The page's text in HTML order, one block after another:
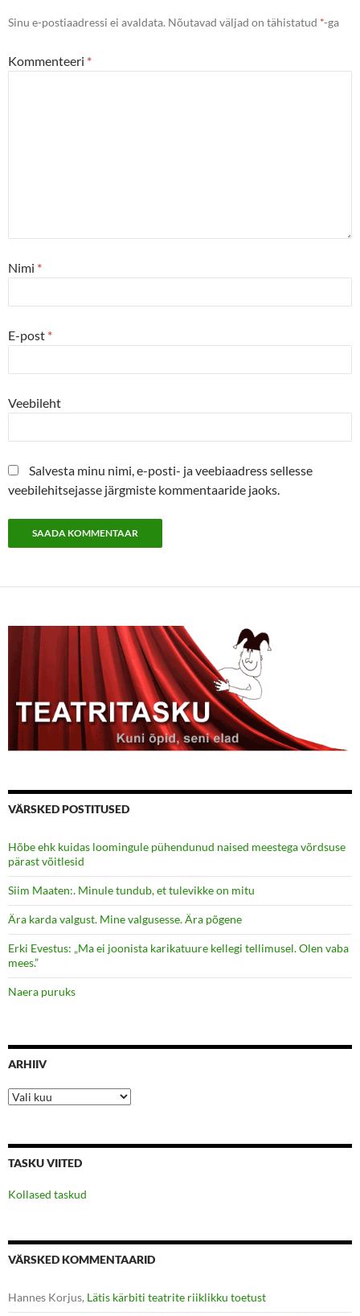
Sinu e-postiaadressi ei avaldata. Nõutavad väljad on tähistatud *-ga
Kommenteeri *
Nimi *
E-post *
Veebileht
Salvesta minu nimi, e-posti- ja veebiaadress sellesse
veebilehitsejasse järgmiste kommentaaride jaoks.
VÄRSKED POSTITUSED
Hõbe ehk kuidas loomingule pühendunud naised meestega võrdsuse
pärast võitlesid
Siim Maaten:. Minule tundub, et tulevikke on mitu
Ära karda valgust. Mine valgusesse. Ära põgene
Erki Evestus: „Ma ei joonista karikatuure kellegi tellimusel. Olen vaba
mees.”
Naera puruks
ARHIIV
Arhiiv
TASKU VIITED
Kollased taskud
VÄRSKED KOMMENTAARID
Hannes Korjus, Lätis kärbiti teatrite riiklikku toetust